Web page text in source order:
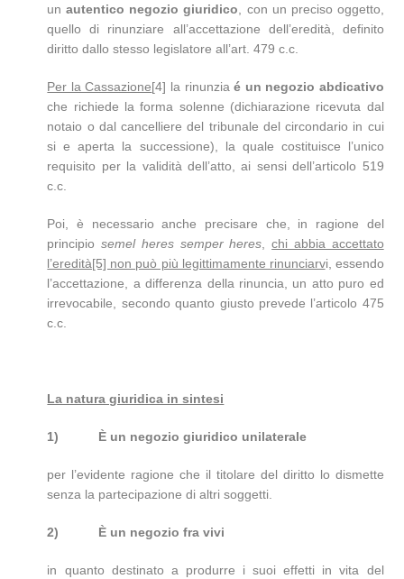
unautentico negozio giuridico , con un preciso oggetto,
quello di rinunziare all’accettazione dell’eredità, definito
diritto dallo stesso legislatore all’art. 479 c.c.
Per la Cassazione[4] la rinunziaé un negozio abdicativo
che richiede la forma solenne (dichiarazione ricevuta dal
notaio o dal cancelliere del tribunale del circondario in cui
si e aperta la successione), la quale costituisce l’unico
requisito per la validità dell’atto, ai sensi dell’articolo 519
c.c.
Poi, è necessario anche precisare che, in ragione del
principiosemel heres semper heres ,chi abbia accettato
l’eredità[5] non può più legittimamente rinunciarvi, essendo
l’accettazione, a differenza della rinuncia, un atto puro ed
irrevocabile, secondo quanto giusto prevede l’articolo 475
c.c.
La natura giuridica in sintesi
1) È un negozio giuridico unilaterale
per l’evidente ragione che il titolare del diritto lo dismette
senza la partecipazione di altri soggetti.
2) È un negozio fra vivi
in quanto destinato a produrre i suoi effetti in vita del